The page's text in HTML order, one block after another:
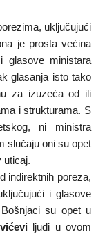
uključujući
je prosta većina
glasove ministara
glasanja isto tako
za izuzeća od ili
i strukturama. S
ni ministra
slučaju oni su opet
uticaj.
indirektnih poreza,
i glasove
su opet u
ljudi u ovom